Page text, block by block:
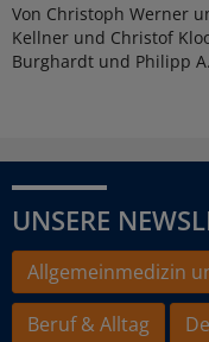
Von Christoph Werner
Kellner und Christof
Burghardt und Philipp
UNSERE
Allgemeinmedizin
Beruf & Alltag